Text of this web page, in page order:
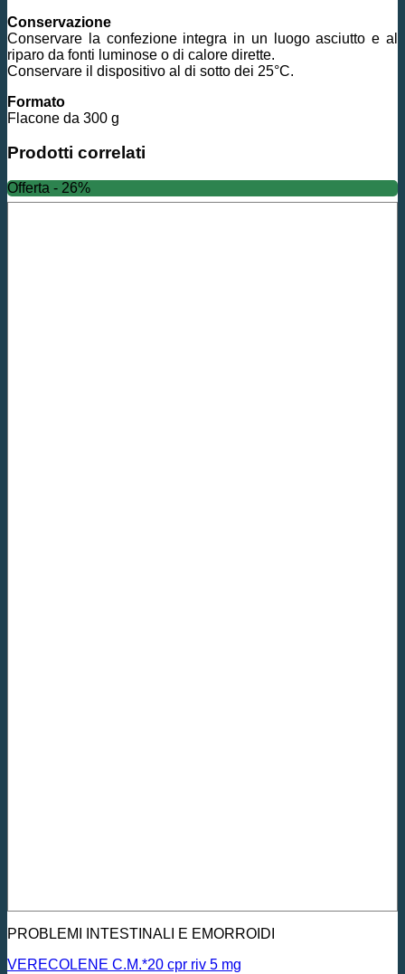
Conservazione
Conservare la confezione integra in un luogo asciutto e al
riparo da fonti luminose o di calore dirette.
Conservare il dispositivo al di sotto dei 25°C.
Formato
Flacone da 300 g
Prodotti correlati
Offerta - 26%
PROBLEMI INTESTINALI E EMORROIDI
VERECOLENE C.M.*20 cpr riv 5 mg